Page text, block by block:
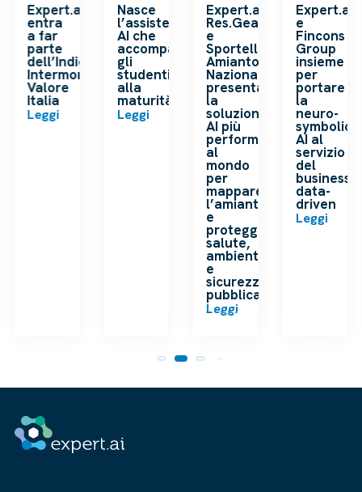
Expert.ai
entra
a far
parte
dell’Indice
Intermonte
Valore
Italia
Leggi
Nasce
l’assistente
AI che
accompagna
gli
studenti
alla
maturità
Leggi
Expert.ai,
Res.Gea
e
Sportello
Amianto
Nazionale
presentano
la
soluzione
AI più
performante
al
mondo
per
mappare
l’amianto
e
proteggere
salute,
ambiente
e
sicurezza
pubblica
Leggi
Expert.ai
e
Fincons
Group
insieme
per
portare
la
neuro-
symbolic
AI al
servizio
del
business
data-
driven
Leggi